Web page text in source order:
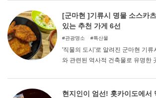
마셔보고 싶은 홋카이도산 술을 소
[군마현 ]기류시 명물 소스카
있는 추천 가게 6선
관광명소 특산물
'직물의 도시'로 알려진 군마현 기류
와 관련된 역사적 건축물로 유명한
의 명물 먹거리 중 하나로 알려진
고 양배추 등을 얹지 않는 것이 표
현지인이 엄선! 홋카이도에서